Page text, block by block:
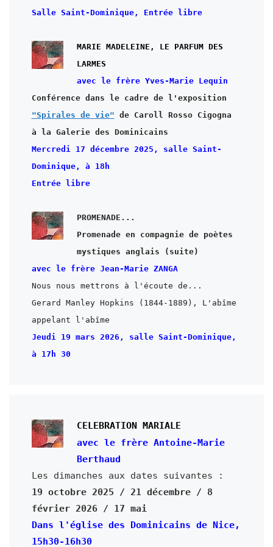
Salle Saint-Dominique, Entrée libre
MARIE MADELEINE, LE PARFUM DES
"Spirales de vie" de Caroll Rosso Cigogna
à la Galerie des Dominicains
Mercredi 17 décembre 2025, salle Saint-
Dominique, à 18h
Entrée libre
Promenade en compagnie de poètes
avec le frère Jean-Marie ZANGA
Gerard Manley Hopkins (1844-1889), L'abîme
Jeudi 19 mars 2026, salle Saint-Dominique,
CELEBRATION MARIALE
avec le frère Antoine-Marie
Berthaud
19 octobre 2025 / 21 décembre / 8
février 2026 / 17 mai
Dans l'église des Dominicains de Nice,
15h30-16h30